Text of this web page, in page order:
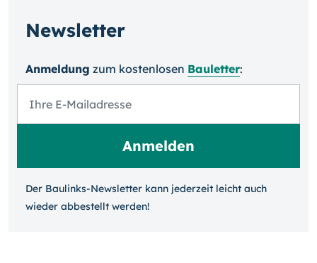
Newsletter
Anmeldung zum kosten­losen Bauletter:
Der Baulinks-Newsletter kann jeder­zeit leicht auch
wieder ab­bestellt werden!